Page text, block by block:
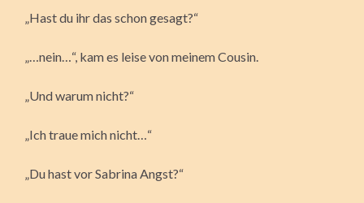
„Hast du ihr das schon gesagt?“
„…nein…“, kam es leise von meinem Cousin.
„Und warum nicht?“
„Ich traue mich nicht…“
„Du hast vor Sabrina Angst?“